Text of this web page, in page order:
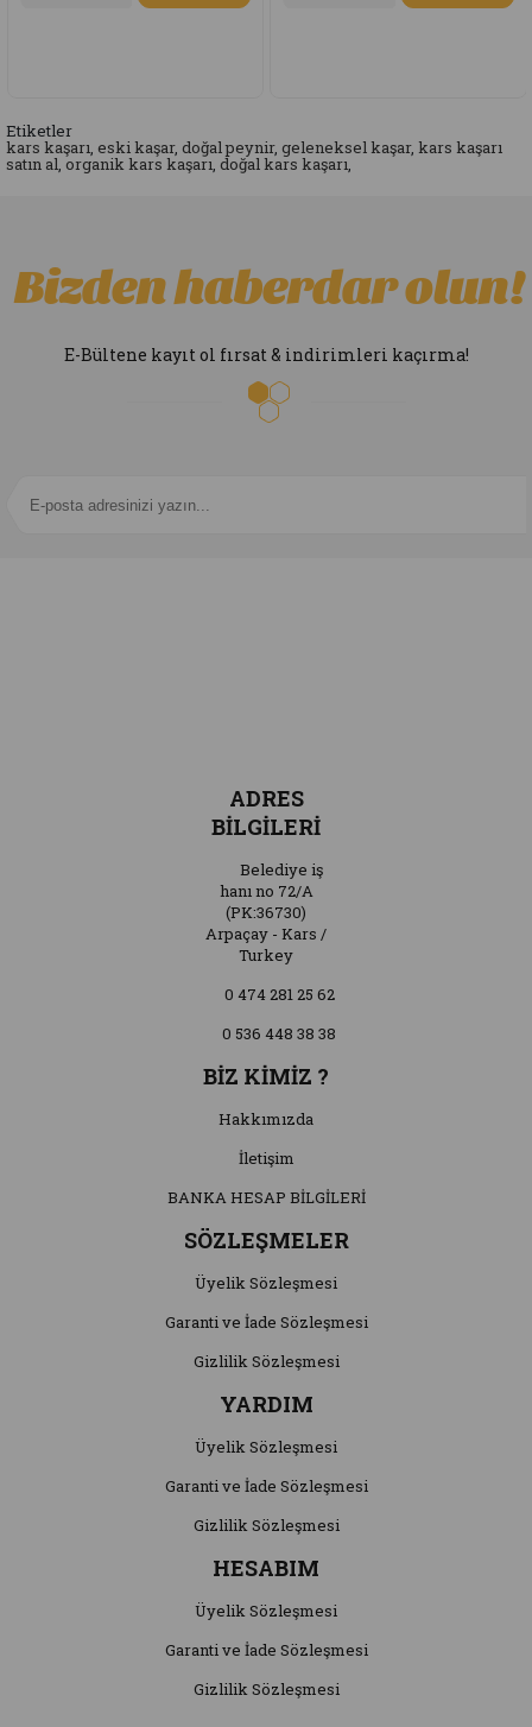
Etiketler
kars kaşarı, eski kaşar, doğal peynir, geleneksel kaşar, kars kaşarı
satın al, organik kars kaşarı, doğal kars kaşarı,
Bizden haberdar olun!
E-Bültene kayıt ol fırsat & indirimleri kaçırma!
ADRES
BİLGİLERİ
Belediye iş
hanı no 72/A
(PK:36730)
Arpaçay - Kars /
Turkey
0 474 281 25 62
0 536 448 38 38
BİZ KİMİZ ?
Hakkımızda
İletişim
BANKA HESAP BİLGİLERİ
SÖZLEŞMELER
Üyelik Sözleşmesi
Garanti ve İade Sözleşmesi
Gizlilik Sözleşmesi
YARDIM
Üyelik Sözleşmesi
Garanti ve İade Sözleşmesi
Gizlilik Sözleşmesi
HESABIM
Üyelik Sözleşmesi
Garanti ve İade Sözleşmesi
Gizlilik Sözleşmesi